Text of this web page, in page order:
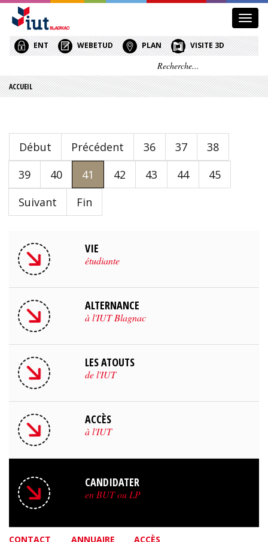
le
menu
ENT WEBETUD PLAN VISITE 3D
ACCUEIL
Début Précédent 36 37
38
39
40 41 42 43 44
45
Suivant
Fin
VIE
étudiante
ALTERNANCE
à l'IUT Blagnac
LES ATOUTS
de l'IUT
ACCÈS
à l'IUT
CANDIDATER
en BUT ou LP
CONTACT ANNUAIRE ACCÈS